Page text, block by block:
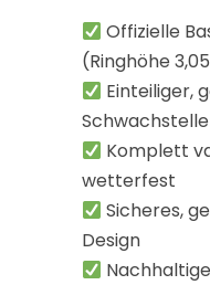
Offizielle
(Ringhöhe
Einteiliger,
Komplett
wetterfest
Sicheres,
Design